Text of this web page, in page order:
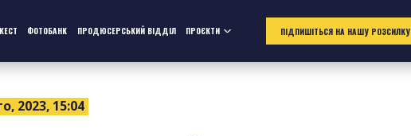
ФОТОБАНК ПРОДЮСЕРСЬКИЙ ВІДДІЛ ПРОЄКТИ ПІДПИШІТЬСЯ НА НАШУ РОЗСИЛКУ
2023, 15:04